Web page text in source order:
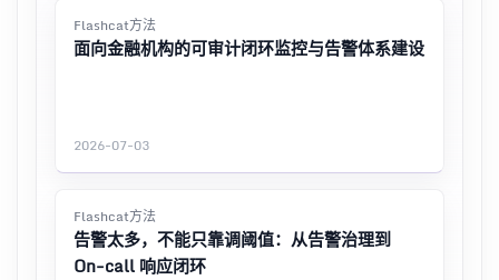
Flashcat方法
面向金融机构的可审计闭环监控与告警体系建设
2026-07-03
Flashcat方法
告警太多，不能只靠调阈值：从告警治理到
On-call 响应闭环